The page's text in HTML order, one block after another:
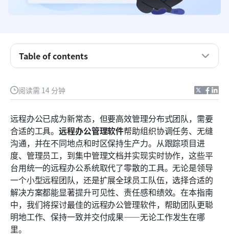
阅读需 14 分钟
远程办公已成为新常态，但要高效管理分布式团队，需要
合适的工具。远程办公管理软件帮助组织协调任务、无缝
沟通，并在不同地点和时区保持生产力。从跟踪项目进
度、管理员工，到集中管理文档并实现实时协作，这些平
台用统一的远程办公系统取代了零散的工具。无论是领导
一个小型远程团队，还是扩展全球员工队伍，选择合适的
解决方案都能显著提升可见性、责任感和绩效。在本指南
中，我们将探讨最佳的远程办公管理软件，帮助团队更聪
明地工作、保持一致并交付成果——无论工作发生在哪
里。
Table of contents
关键要点：最佳远程员工管理软件
什么是远程办公管理软件？
远程办公管理软件中应关注的功能
十大远程办公团队管理软件解决方案
选择合适的远程办公管理软件
团队在远程办公软件中常犯的错误
结论